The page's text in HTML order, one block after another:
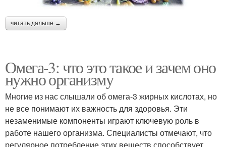
читать дальше →
Омега-3: что это такое и зачем оно
нужно организму
Многие из нас слышали об омега-3 жирных кислотах, но
не все понимают их важность для здоровья. Эти
незаменимые компоненты играют ключевую роль в
работе нашего организма. Специалисты отмечают, что
регулярное потребление этих веществ способствует